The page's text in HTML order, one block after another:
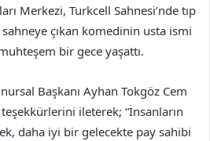
Merkezi, Turkcell Sahnesi’nde tıp
çıkan komedinin usta ismi
bir gece yaşattı.
Başkanı Ayhan Tokgöz Cem
teşekkürlerini ileterek; “İnsanların
daha iyi bir gelecekte pay sahibi